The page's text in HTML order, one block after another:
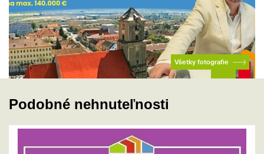
Všetky fotografie
Podobné nehnuteľnosti